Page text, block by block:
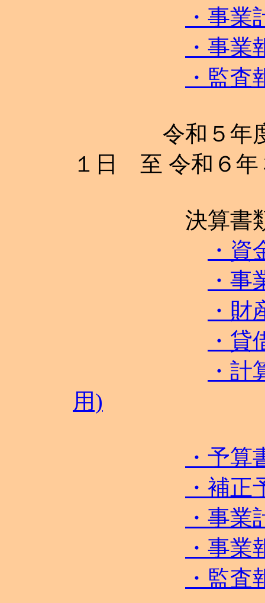
・事業
・事業
・監査
令和５年度 決
１日 至 令和６年
決算書
・
・
・財
・貸
・
用)
・予算
・補正
・事業
・事業
・監査